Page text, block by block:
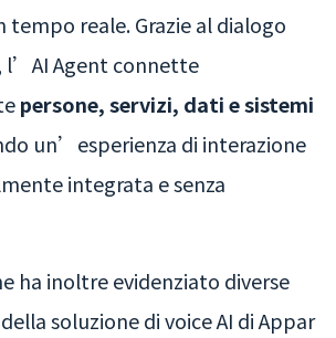
tempo reale. Grazie al dialogo
l’AI Agent connette
persone, servizi, dati e sistemi
un’esperienza di interazione
integrata e senza
ha inoltre evidenziato diverse
soluzione di voice AI di Appar